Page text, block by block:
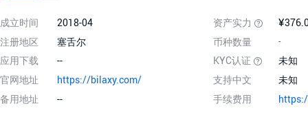
成立时间
2018-04
注册地区
塞舌尔
应用下载
--
官网地址
https://bilaxy.com/
备用地址
--
资产实力
币种数量
-
KYC认证
未知
支持中文
未知
手续费用